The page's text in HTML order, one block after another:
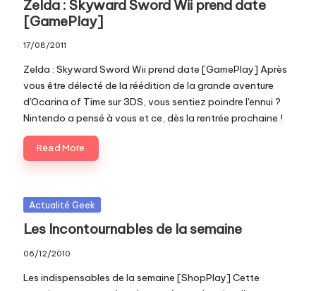
Zelda : Skyward Sword Wii prend date
[GamePlay]
17/08/2011
Zelda : Skyward Sword Wii prend date [GamePlay] Après
vous être délecté de la réédition de la grande aventure
d'Ocarina of Time sur 3DS, vous sentiez poindre l'ennui ?
Nintendo a pensé à vous et ce, dès la rentrée prochaine !
Read More
Posted
Actualité Geek
Les Incontournables de la semaine
06/12/2010
Les indispensables de la semaine [ShopPlay] Cette